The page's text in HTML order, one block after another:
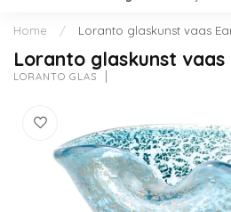
Home / Loranto glaskunst vaas
Loranto glaskunst
LORANTO GLAS